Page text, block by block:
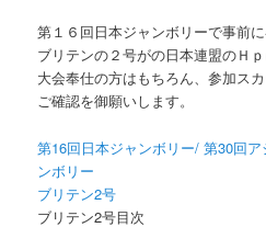
第１６回日本ジャンボリーで事前
ブリテンの２号がの日本連盟のＨｐ
大会奉仕の方はもちろん、参加ス
ご確認を御願いします。
第16回日本ジャンボリー/ 第30回
ンボリー
ブリテン2号
ブリテン2号目次